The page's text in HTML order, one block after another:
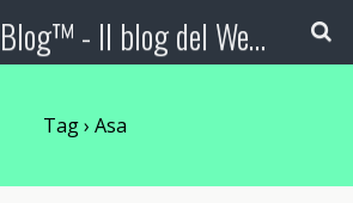
Booking Blog™ - Il blog del Web Marketing Turistico
Tag › Asa